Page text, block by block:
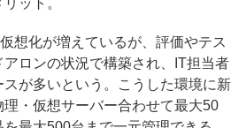
ット。
想化が増えているが、評価やテス
アロンの状況で構築され、IT担当者
が多いという。こうした環境に新
・仮想サーバー合わせて最大50